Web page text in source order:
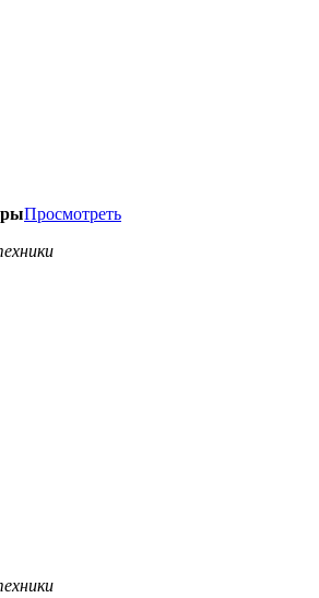
Просмотреть